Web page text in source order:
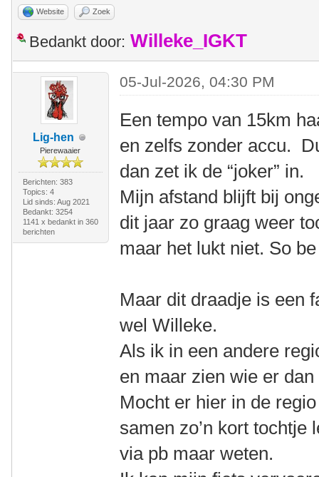
Website Zoek
Bedankt door: Willeke_IGKT
Lig-hen
Pierewaaier
Berichten: 383
Topics: 4
Lid sinds: Aug 2021
Bedankt: 3254
1141 x bedankt in 360
berichten
05-Jul-2026, 04:30 PM
Een tempo van 15km
en zelfs zonder accu.
dan zet ik de “joker” in.
Mijn afstand blijft bij
dit jaar zo graag weer
maar het lukt niet. So
Maar dit draadje is een
wel Willeke.
Als ik in een andere
en maar zien wie er
Mocht er hier in de
samen zo’n kort tochtje
via pb maar weten.